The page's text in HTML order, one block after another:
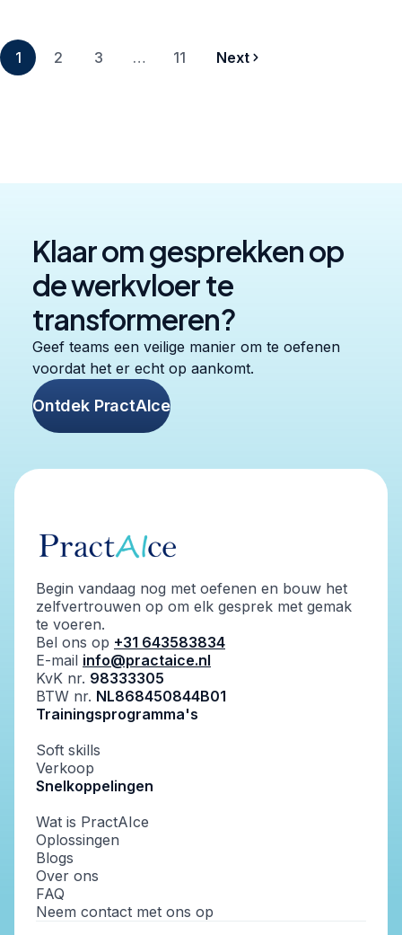
1 2 3 … 11 Next
Klaar om gesprekken op
de werkvloer te
transformeren?
Geef teams een veilige manier om te oefenen
voordat het er echt op aankomt.
Ontdek PractAIce
Begin vandaag nog met oefenen en bouw het
zelfvertrouwen op om elk gesprek met gemak
te voeren.
Bel ons op +31 643583834
E-mail info@practaice.nl
KvK nr. 98333305
BTW nr. NL868450844B01
Trainingsprogramma's
Soft skills
Verkoop
Snelkoppelingen
Wat is PractAIce
Oplossingen
Blogs
Over ons
FAQ
Neem contact met ons op